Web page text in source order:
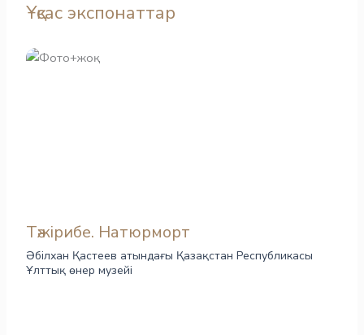
Ұқсас экспонаттар
Тәжірибе. Натюрморт
Әбілхан Қастеев атындағы Қазақстан Республикасы
Ұлттық өнер музейі